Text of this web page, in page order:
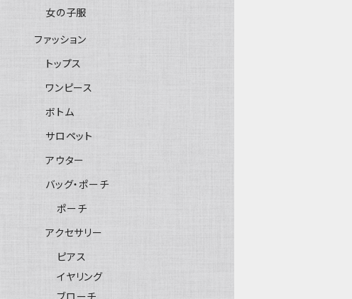
女の子服
ファッション
トップス
ワンピース
ボトム
サロペット
アウター
バッグ・ポーチ
ポーチ
アクセサリー
ピアス
イヤリング
ブローチ